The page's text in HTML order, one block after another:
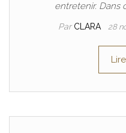
entretenir. Dans
Par CLARA 28